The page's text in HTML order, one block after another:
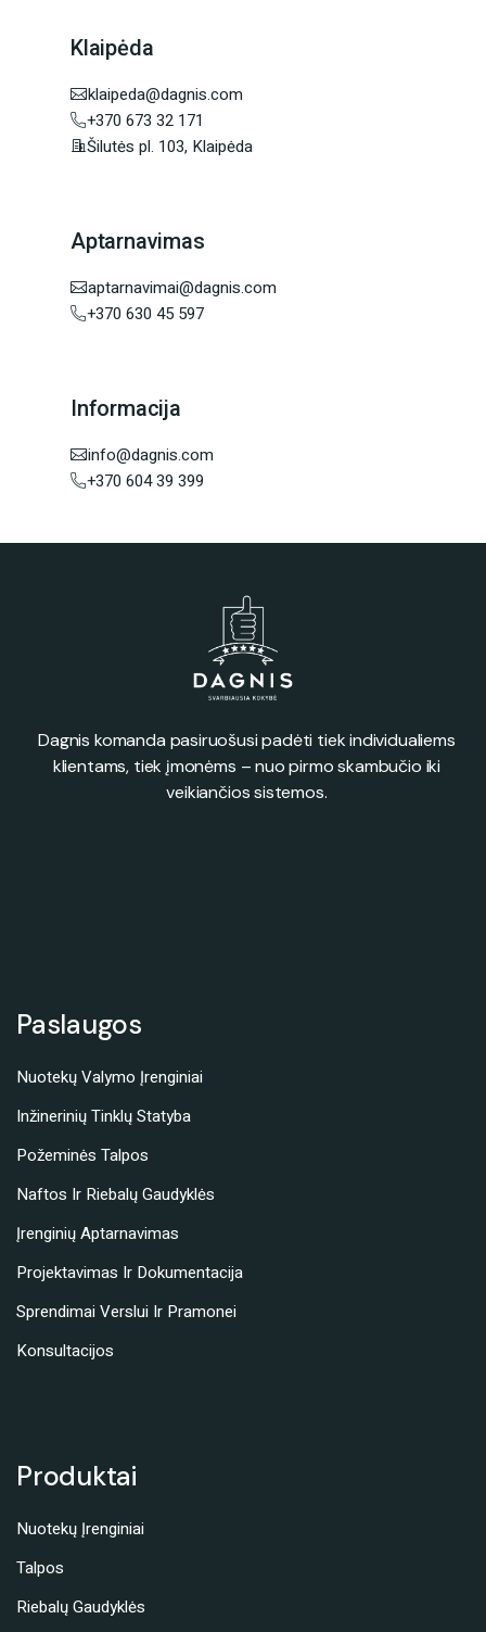
Klaipėda
klaipeda@dagnis.com
+370 673 32 171
Šilutės pl. 103, Klaipėda
Aptarnavimas
aptarnavimai@dagnis.com
+370 630 45 597
Informacija
info@dagnis.com
+370 604 39 399
Dagnis komanda pasiruošusi padėti tiek individualiems
klientams, tiek įmonėms – nuo pirmo skambučio iki
veikiančios sistemos.
Paslaugos
Nuotekų Valymo Įrenginiai
Inžinerinių Tinklų Statyba
Požeminės Talpos
Naftos Ir Riebalų Gaudyklės
Įrenginių Aptarnavimas
Projektavimas Ir Dokumentacija
Sprendimai Verslui Ir Pramonei
Konsultacijos
Produktai
Nuotekų Įrenginiai
Talpos
Riebalų Gaudyklės